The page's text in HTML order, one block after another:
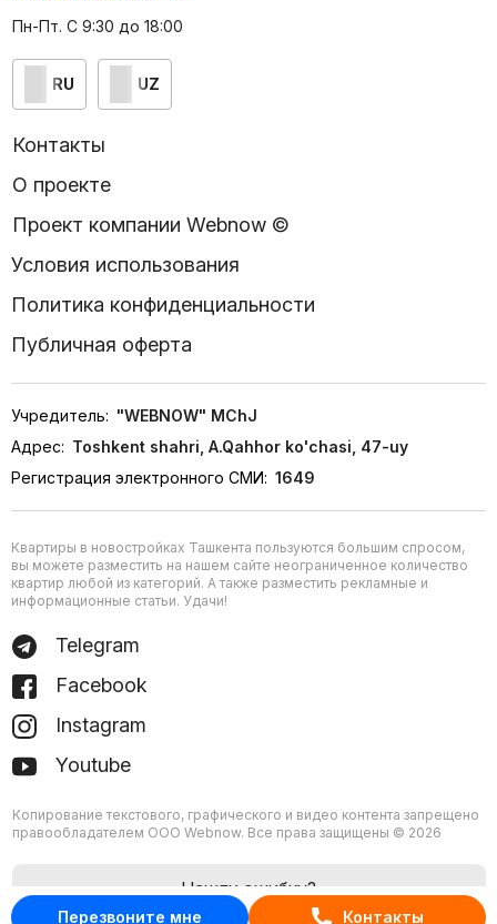
Перезвоните мне Контакты
Пн-Пт. С 9:30 до 18:00
RU UZ
Контакты
О проекте
Проект компании Webnow ©
Условия использования
Политика конфиденциальности
Публичная оферта
Учредитель: "WEBNOW" MChJ
Адрес: Toshkent shahri, A.Qahhor ko'chasi, 47-uy
Регистрация электронного СМИ: 1649
Квартиры в новостройках Ташкента пользуются большим спросом,
вы можете разместить на нашем сайте неограниченное количество
квартир любой из категорий. А также разместить рекламные и
информационные статьи. Удачи!
Telegram
Facebook
Instagram
Youtube
Копирование текстового, графического и видео контента запрещено
правообладателем ООО Webnow. Все права защищены © 2026
Нашли ошибку?